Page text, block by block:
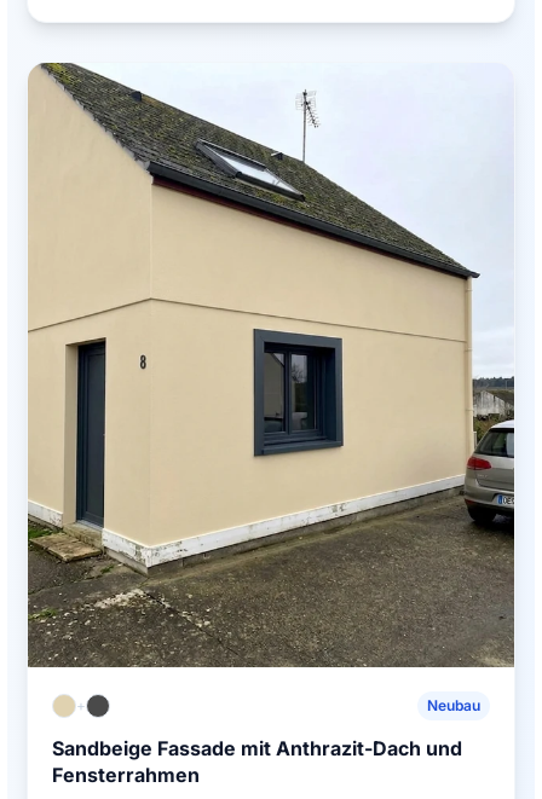
+ Neubau
Sandbeige Fassade mit Anthrazit-Dach und
Fensterrahmen